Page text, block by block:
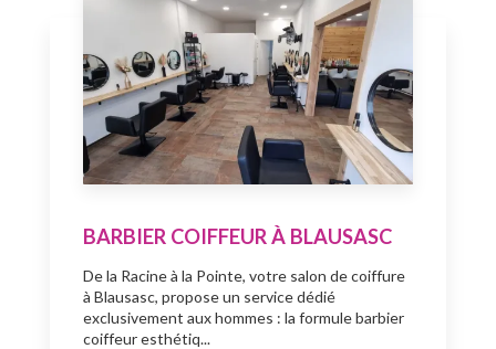
BARBIER COIFFEUR À BLAUSASC
De la Racine à la Pointe, votre salon de coiffure
à Blausasc, propose un service dédié
exclusivement aux hommes : la formule barbier
coiffeur esthétiq...